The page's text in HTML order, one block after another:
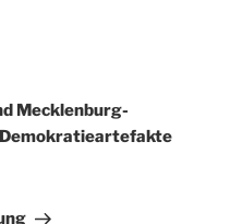
Mecklenburg-
Demokratieartefakte